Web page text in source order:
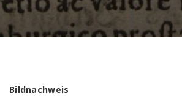
Bildnachweis